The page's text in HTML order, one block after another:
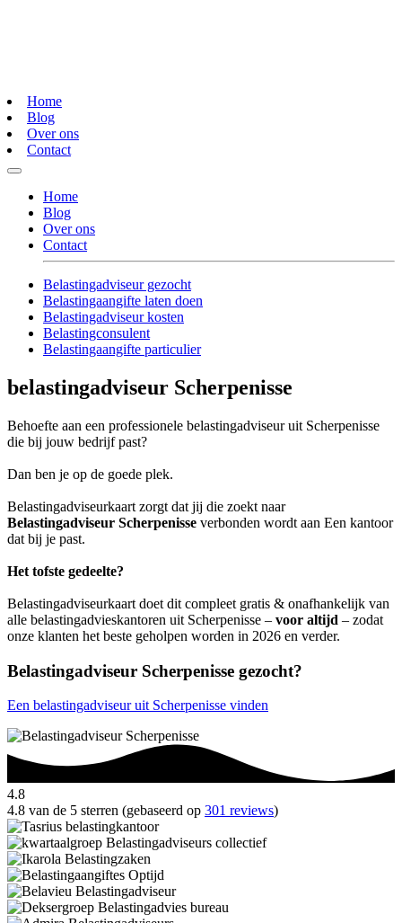
Home
Blog
Over ons
Contact
Home
Blog
Over ons
Contact
Belastingadviseur gezocht
Belastingaangifte laten doen
Belastingadviseur kosten
Belastingconsulent
Belastingaangifte particulier
belastingadviseur Scherpenisse
Behoefte aan een professionele belastingadviseur uit Scherpenisse
die bij jouw bedrijf past?
Dan ben je op de goede plek.
Belastingadviseurkaart zorgt dat jij die zoekt naar
Belastingadviseur Scherpenisse verbonden wordt aan Een kantoor
dat bij je past.
Het tofste gedeelte?
Belastingadviseurkaart doet dit compleet gratis & onafhankelijk van
alle belastingadvieskantoren uit Scherpenisse – voor altijd – zodat
onze klanten het beste geholpen worden in 2026 en verder.
Belastingadviseur Scherpenisse gezocht?
Een belastingadviseur uit Scherpenisse vinden
4.8
4.8 van de 5 sterren (gebaseerd op 301 reviews)